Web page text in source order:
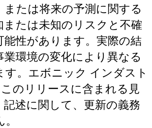
または将来の予測に関する
または未知のリスクと不確
能性があります。実際の結
業環境の変化により異なる
す。エボニック インダスト
のリリースに含まれる見
記述に関して、更新の義務